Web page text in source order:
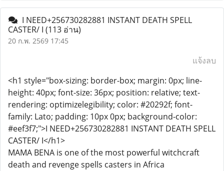
I NEED+256730282881 INSTANT DEATH SPELL
CASTER/ I (113 อ่าน)
20 ก.พ. 2569 17:45
แจ้งลบ
<h1 style="box-sizing: border-box; margin: 0px; line-
height: 40px; font-size: 36px; position: relative; text-
rendering: optimizelegibility; color: #20292f; font-
family: Lato; padding: 10px 0px; background-color:
#eef3f7;">I NEED+256730282881 INSTANT DEATH SPELL
CASTER/ I</h1>
MAMA BENA is one of the most powerful witchcraft
death and revenge spells casters in Africa